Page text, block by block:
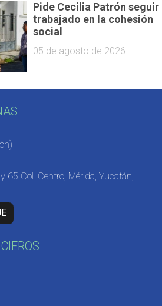
Pide Cecilia Patrón seguir
trabajado en la cohesión
social
05 de agosto de 2026
65 Col. Centro, Mérida, Yucatán,